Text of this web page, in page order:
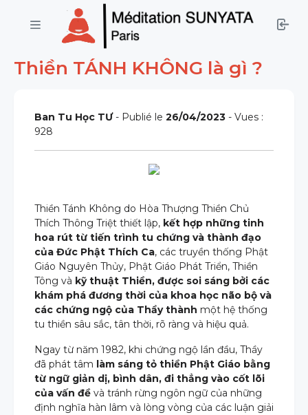
Thiền TÁNH KHÔNG là gì ?
Ban Tu Học TƯ- Publié le 26/04/2023 - Vues :
928
Thiền Tánh Không do Hòa Thượng Thiền Chủ
Thích Thông Triệt thiết lập, kết hợp những tinh
hoa rút từ tiến trình tu chứng và thành đạo
của Đức Phật Thích Ca, các truyền thống Phật
Giáo Nguyên Thủy, Phật Giáo Phát Triển, Thiền
Tông và kỹ thuật Thiền, được soi sáng bởi các
khám phá đương thời của khoa học não bộ và
các chứng ngộ của Thầy thành một hệ thống
tu thiền sâu sắc, tân thời, rõ ràng và hiệu quả.
Ngay từ năm 1982, khi chứng ngộ lần đầu, Thầy
đã phát tâm làm sáng tỏ thiền Phật Giáo bằng
từ ngữ giản dị, bình dân, đi thẳng vào cốt lõi
của vấn đề và tránh rừng ngôn ngữ của những
định nghĩa hàn lâm và lòng vòng của các luận giải